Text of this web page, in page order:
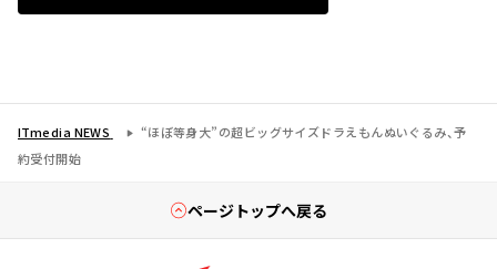
ITmedia NEWS
“ほぼ等身大”の超ビッグサイズドラえもんぬいぐるみ、予
約受付開始
ページトップへ戻る